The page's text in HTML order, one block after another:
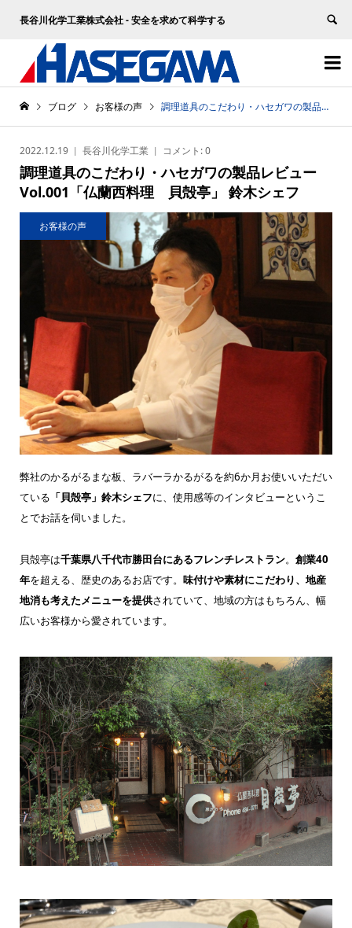
長谷川化学工業株式会社 - 安全を求めて科学する


ブログ お客様の声 調理道具のこだわり・ハセガワの製品レビュー Vol.001「仏蘭西料理 貝殻亭」 鈴木シェフ
2022.12.19 長谷川化学工業 コメント:0
調理道具のこだわり・ハセガワの製品レビュー
Vol.001「仏蘭西料理 貝殻亭」 鈴木シェフ
お客様の声
弊社のかるがるまな板、ラバーラかるがるを約6か月お使いいただい
ている 「貝殻亭」鈴木シェフに、使用感等のインタビューというこ
とでお話を伺いました。
貝殻亭は千葉県八千代市勝田台にあるフレンチレストラン。 創業40
年を超える、歴史のあるお店です。 味付けや素材にこだわり、地産
地消も考えたメニューを提供されていて、地域の方はもちろん、幅
広いお客様から愛されています。